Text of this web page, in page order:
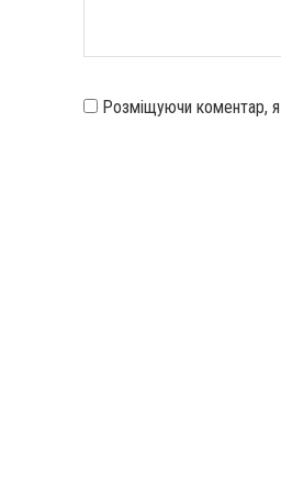
Розміщуючи коментар,